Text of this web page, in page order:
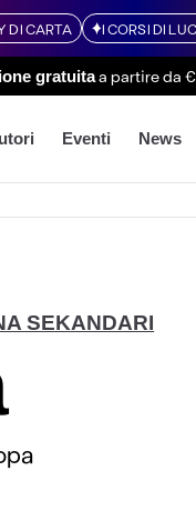
DI CARTA I CORSI DI
gratuitaa partire da €
Eventi News
SEKANDARI